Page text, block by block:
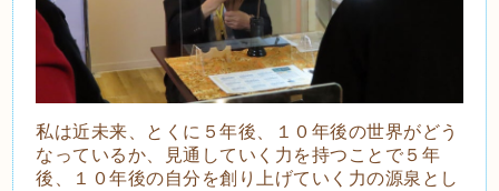
私は近未来、とくに５年後、１０年後の世界がどう
なっているか、見通していく力を持つことで５年
後、１０年後の自分を創り上げていく力の源泉とし